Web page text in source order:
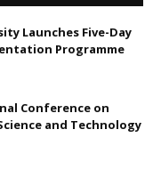
Launches Five-Day
Programme
Conference on
and Technology